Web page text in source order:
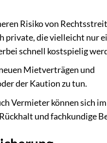
Risiko von
private, die vielleicht nur
schnell kostspielig
Mietverträgen und
der Kaution zu tun.
Vermieter können sich
und fachkundige